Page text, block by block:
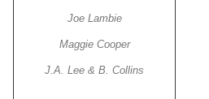
Joe Lambie
Maggie Cooper
J.A. Lee & B. Collins